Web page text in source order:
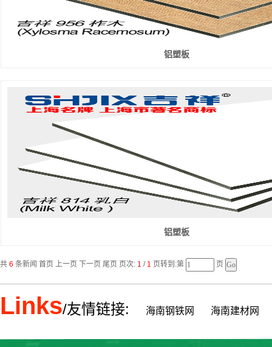
铝塑板
铝塑板
共 6 条新闻 首页 上一页 下一页 尾页 页次: 1 /1 页转到:第 页
Links/友情链接: 海南钢铁网 海南建材网